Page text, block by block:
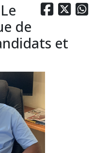
  
de
et